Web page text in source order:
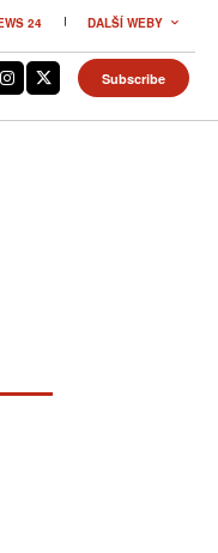
24 DALŠÍ WEBY
Subscribe